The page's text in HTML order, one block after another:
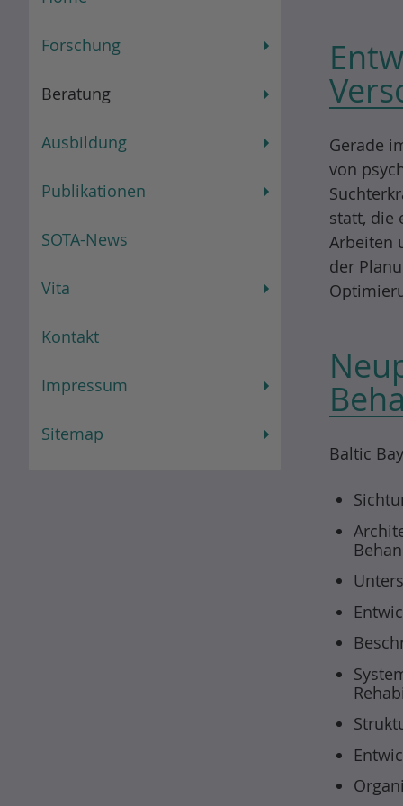
Forschung
Beratung
Ausbildung
Publikationen
SOTA-News
Vita
Kontakt
Impressum
Sitemap
Gerade
von
statt, die
Arbeiten
der
Baltic